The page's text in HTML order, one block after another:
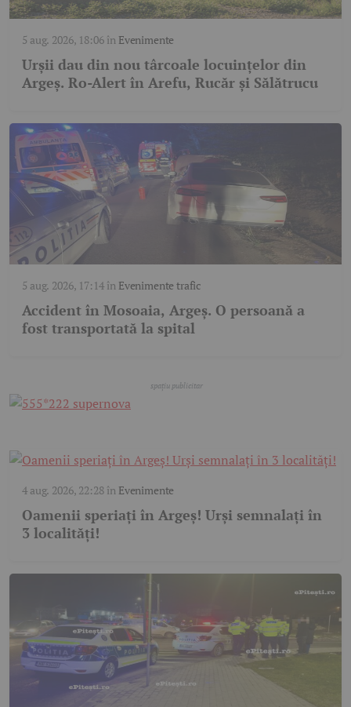
5 aug. 2026, 18:06în Evenimente
Urșii dau din nou târcoale locuințelor din
Argeș. Ro-Alert în Arefu, Rucăr și Sălătrucu
5 aug. 2026, 17:14în Evenimente trafic
Accident în Mosoaia, Argeș. O persoană a
fost transportată la spital
4 aug. 2026, 22:28în Evenimente
Oamenii speriați în Argeș! Urși semnalați în
3 localități!